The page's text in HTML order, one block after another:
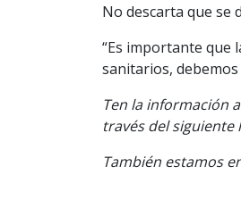
No descarta que se
“Es importante que
sanitarios,
Ten la información
través del siguiente
También estamos